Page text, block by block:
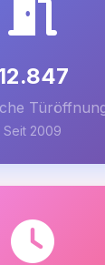
Seit 2009